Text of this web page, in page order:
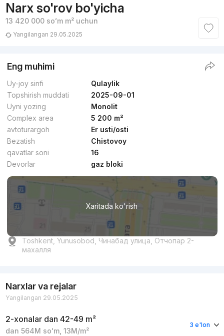
Narx so'rov bo'yicha
13 420 000 soʻmm² uchun
Yangilangan 29.05.2025
Eng muhimi
Uy-joy sinfi
Qulaylik
Topshirish muddati
2025-09-01
Uyni yozing
Monolit
Complex area
5 200 m²
avtoturargoh
Er usti/osti
Bezatish
Chistovoy
qavatlar soni
16
Devorlar
gaz bloki
Xaritada ko'rish
Toshkent, Yunusobod, Чинабад улица, Отчопар 2-
махалля
Narxlar va rejalar
Yangilangan 29.05.2025
2-xonalar dan 42-49 m²
dan 564M soʻm, 13M/m²
3 e'lon